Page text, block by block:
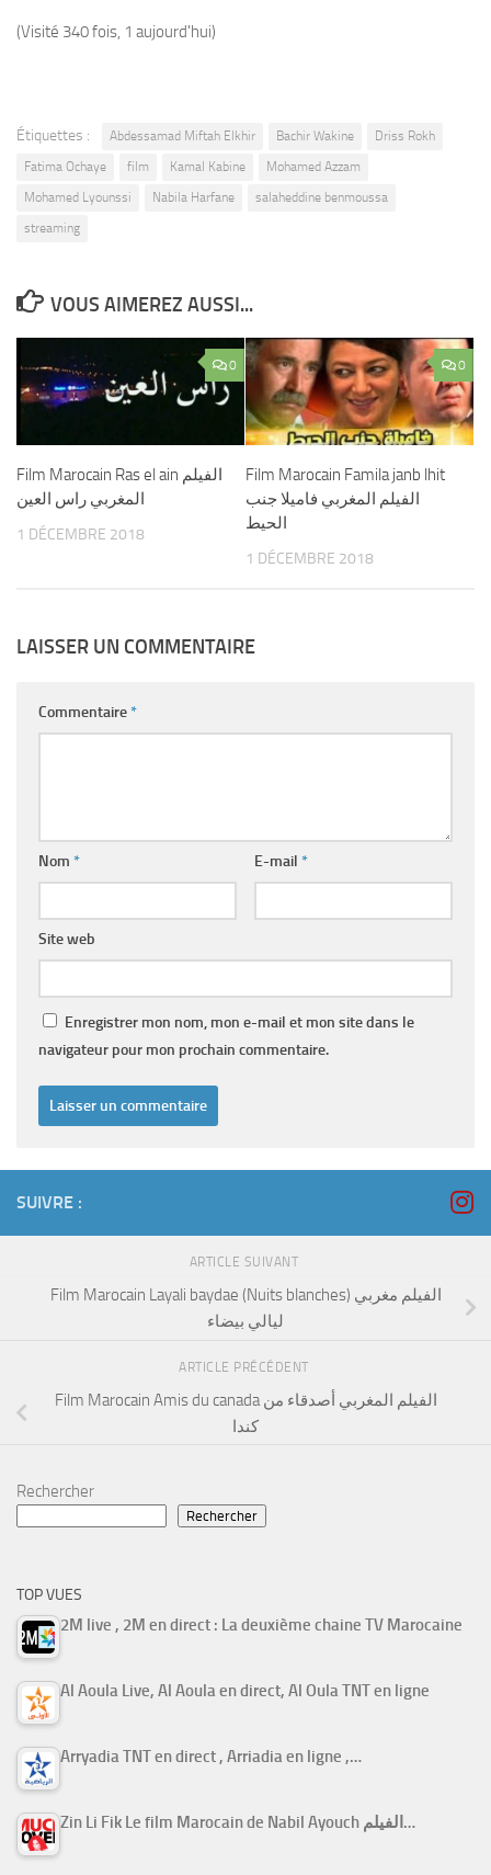
(Visité 340 fois, 1 aujourd'hui)
Étiquettes : Abdessamad Miftah Elkhir Bachir Wakine
Driss Rokh
Fatima Ochaye
film Kamal Kabine
Mohamed Azzam
Mohamed Lyounssi
Nabila Harfane
salaheddine benmoussa
streaming
VOUS AIMEREZ AUSSI...
0
Film Marocain Ras el ain الفيلم
المغربي راس العين
1 DÉCEMBRE 2018
0
Film Marocain Famila janb lhit
الفيلم المغربي فاميلا جنب
الحيط
1 DÉCEMBRE 2018
LAISSER UN COMMENTAIRE
Commentaire*
Nom * E-mail *
Site web
Enregistrer mon nom, mon e-mail et mon site dans le
navigateur pour mon prochain commentaire.
SUIVRE :
ARTICLE SUIVANT
Film Marocain Layali baydae (Nuits blanches) الفيلم مغربي
ليالي بيضاء
ARTICLE PRÉCÉDENT
Film Marocain Amis du canada الفيلم المغربي أصدقاء من
كندا
Rechercher
Rechercher
TOP VUES
2M live , 2M en direct : La deuxième chaine TV Marocaine
Al Aoula Live, Al Aoula en direct, Al Oula TNT en ligne
Arryadia TNT en direct , Arriadia en ligne ,…
Zin Li Fik Le film Marocain de Nabil Ayouch الفيلم…